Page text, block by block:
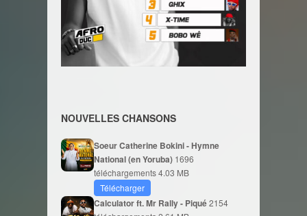
NOUVELLES CHANSONS
Soeur Catherine Bokini - Hymne
National (en Yoruba) 1696
téléchargements4.03 MB
Télécharger
Calculator ft. Mr Rally - Piqué2154